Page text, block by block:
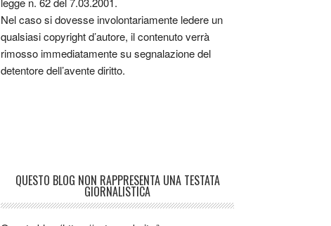
Nel caso si dovesse involontariamente ledere un
qualsiasi copyright d’autore, il contenuto verrà
rimosso immediatamente su segnalazione del
detentore dell’avente diritto.
QUESTO BLOG NON RAPPRESENTA UNA TESTATA
GIORNALISTICA